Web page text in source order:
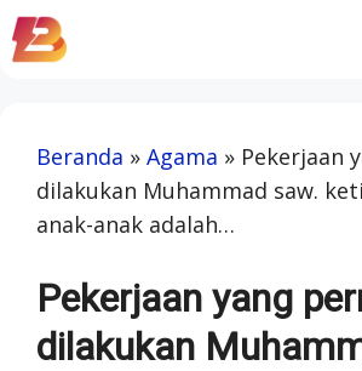
Skip
to
Beranda » Agama » Pekerjaan
dilakukan Muhammad saw.
anak-anak adalah…
Pekerjaan yang
dilakukan